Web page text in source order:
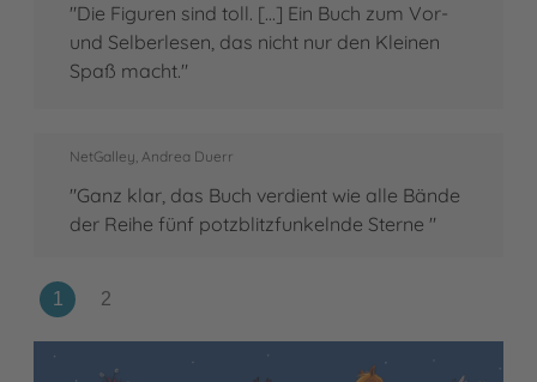
"Die Figuren sind toll. [...] Ein Buch zum Vor-
und Selberlesen, das nicht nur den Kleinen
Spaß macht."
NetGalley, Andrea Duerr
"Ganz klar, das Buch verdient wie alle Bände
der Reihe fünf potzblitzfunkelnde Sterne "